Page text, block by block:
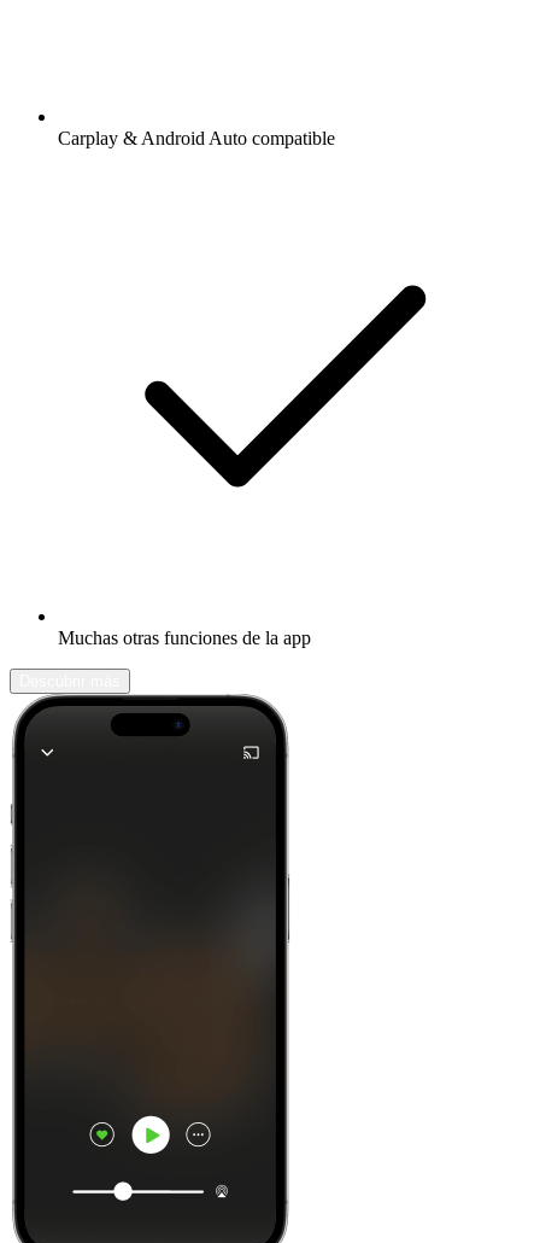
Carplay & Android Auto compatible
Muchas otras funciones de la app